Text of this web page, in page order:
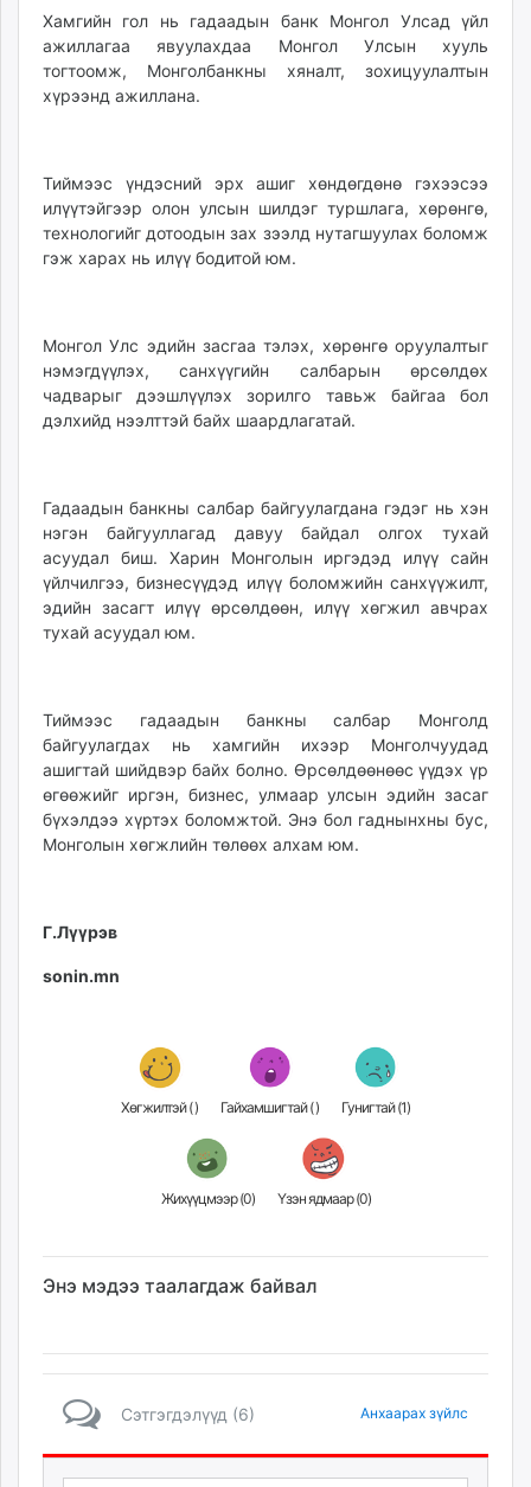
Хамгийн гол нь гадаадын банк Монгол Улсад үйл
ажиллагаа явуулахдаа Монгол Улсын хууль
тогтоомж, Монголбанкны хяналт, зохицуулалтын
хүрээнд ажиллана.
Тиймээс үндэсний эрх ашиг хөндөгдөнө гэхээсээ
илүүтэйгээр олон улсын шилдэг туршлага, хөрөнгө,
технологийг дотоодын зах зээлд нутагшуулах боломж
гэж харах нь илүү бодитой юм.
Монгол Улс эдийн засгаа тэлэх, хөрөнгө оруулалтыг
нэмэгдүүлэх, санхүүгийн салбарын өрсөлдөх
чадварыг дээшлүүлэх зорилго тавьж байгаа бол
дэлхийд нээлттэй байх шаардлагатай.
Гадаадын банкны салбар байгуулагдана гэдэг нь хэн
нэгэн байгууллагад давуу байдал олгох тухай
асуудал биш. Харин Монголын иргэдэд илүү сайн
үйлчилгээ, бизнесүүдэд илүү боломжийн санхүүжилт,
эдийн засагт илүү өрсөлдөөн, илүү хөгжил авчрах
тухай асуудал юм.
Тиймээс гадаадын банкны салбар Монголд
байгуулагдах нь хамгийн ихээр Монголчуудад
ашигтай шийдвэр байх болно. Өрсөлдөөнөөс үүдэх үр
өгөөжийг иргэн, бизнес, улмаар улсын эдийн засаг
бүхэлдээ хүртэх боломжтой. Энэ бол гаднынхны бус,
Монголын хөгжлийн төлөөх алхам юм.
Г.Лүүрэв
sonin.mn
Хөгжилтэй () Гайхамшигтай () Гунигтай (1)
Жихүүцмээр (0) Үзэн ядмаар (0)
Энэ мэдээ таалагдаж байвал
Сэтгэгдэлүүд (6) Анхаарах зүйлс